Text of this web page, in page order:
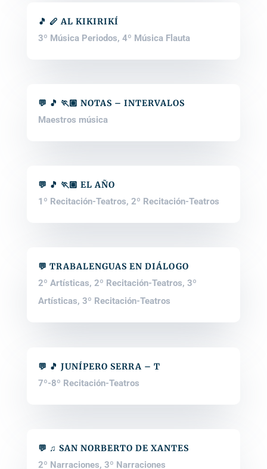
🎵 🪈 AL KIKIRIKÍ
3º Música Periodos, 4º Música Flauta
💬 🎵 🏃🏽 NOTAS – INTERVALOS
Maestros música
💬 🎵 🏃🏽 EL AÑO
1º Recitación-Teatros, 2º Recitación-Teatros
💬 TRABALENGUAS EN DIÁLOGO
2º Artísticas, 2º Recitación-Teatros, 3º
Artísticas, 3º Recitación-Teatros
💬 🎵 JUNÍPERO SERRA – T
7º-8º Recitación-Teatros
💬 ♫ SAN NORBERTO DE XANTES
2º Narraciones, 3º Narraciones